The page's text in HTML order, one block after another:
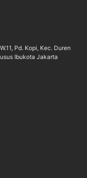
Pd. Kopi, Kec. Duren
Ibukota Jakarta